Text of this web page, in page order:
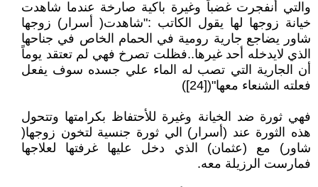
والتي أنفجرت غضباً وغيرة باكية صارخة عندما شاهدت
خيانة زوجها لها يقول الكاتب :"شاهدت( أسرار) زوجها
شاور يضاجع جارية رومية في الحمام الخاص في جناحها
الذي لايدخله أحد غيرها..فظلت تصرخ فهي لم تعتقد يوماً
أن الجارية التي تصب له الماء علي جسده سوف يفعل
فعلته الشنعاء معها"([24])
فهي ثورة ضد الخيانة وغيرة للأحتفاظ بكرامتها وتتحول
هذه الثورة عند (أسرار) الي ثورة جنسية لتخون زوجها(
شاور) مع (عثمان) الذي دخل عليها غرفتها لعلاجها
فمارست الرزيلة معه.